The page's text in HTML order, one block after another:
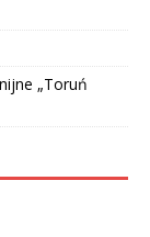
„Toruń